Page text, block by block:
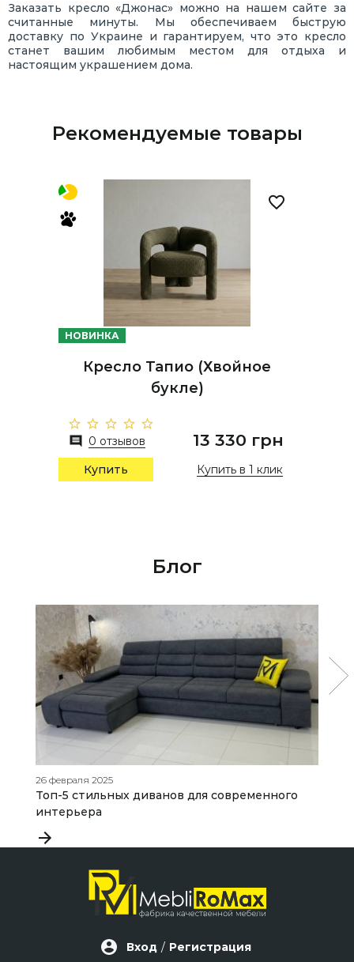
Заказать кресло «Джонас» можно на нашем сайте за
считанные минуты. Мы обеспечиваем быструю
доставку по Украине и гарантируем, что это кресло
станет вашим любимым местом для отдыха и
настоящим украшением дома.
Рекомендуемые товары
НОВИНКА
Кресло Тапио (Хвойное
букле)
0 отзывов 13 330 грн
Купить Купить в 1 клик
Блог
26 февраля 2025
Топ-5 стильных диванов для современного
интерьера
Вход / Регистрация